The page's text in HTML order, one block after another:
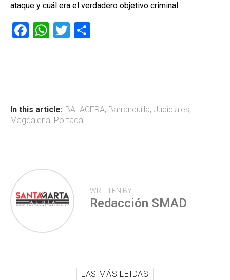
ataque y cuál era el verdadero objetivo criminal.
F
ok
W
p
p
T
tir
In this article: BALACERA, Barranquilla, Judiciales,
Magdalena, Portada
WRITTEN BY
Redacción SMAD
LAS MÁS LEIDAS